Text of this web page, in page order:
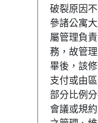
破裂原因
參諸公寓
屬管理負
務，故管
畢後，該
支付或由
部分比例
會議或規